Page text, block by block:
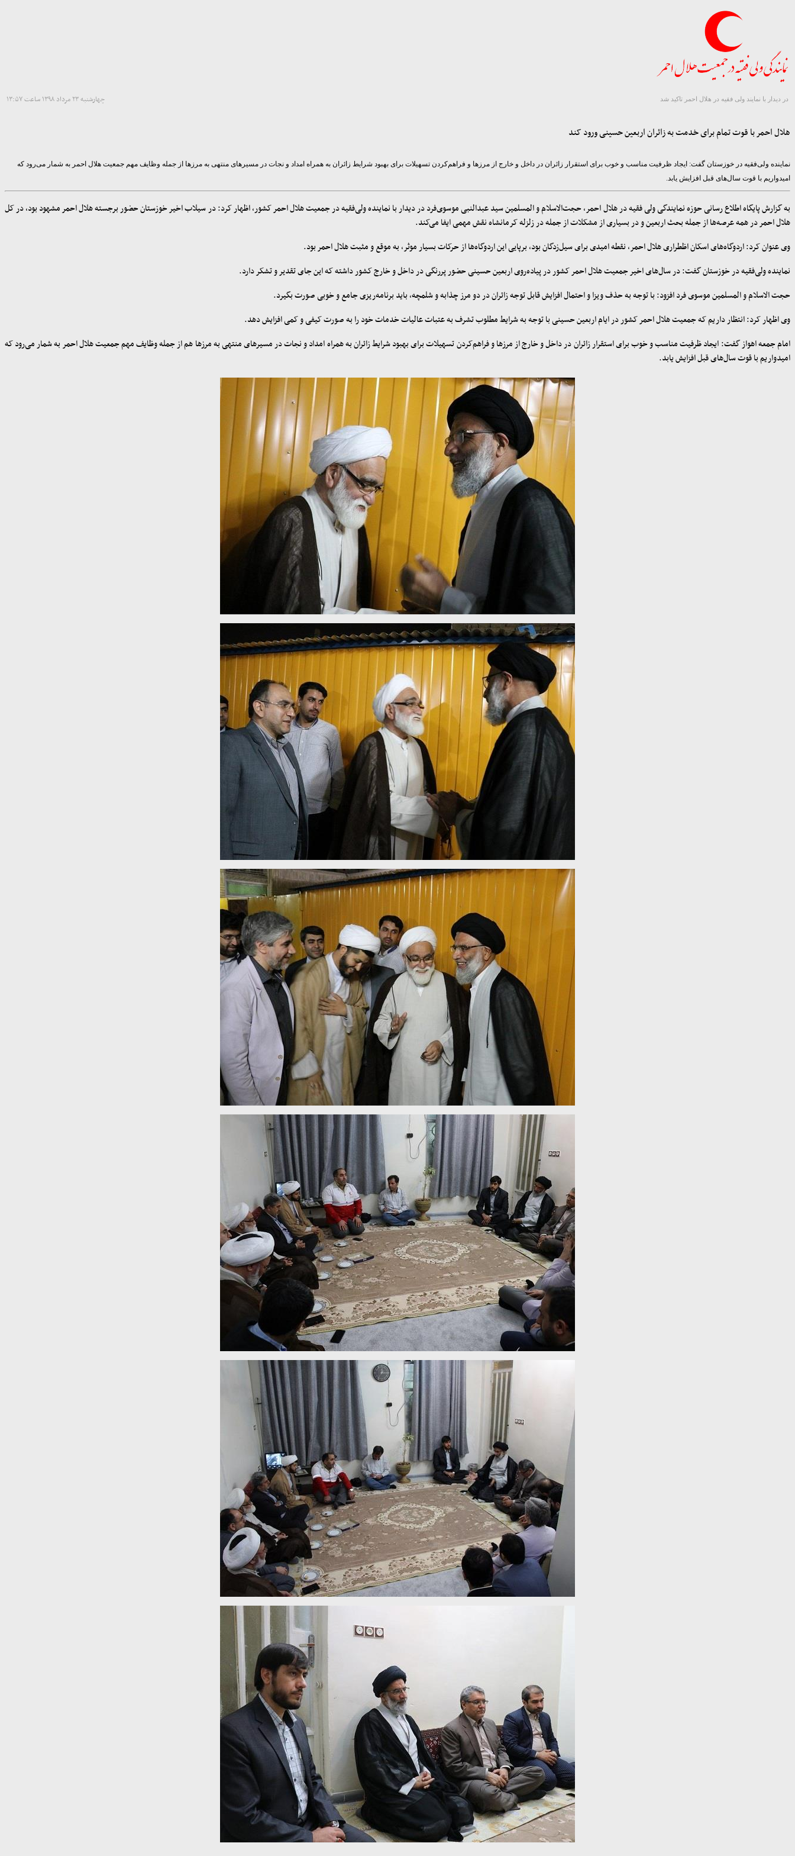
در دیدار با نمایند ولی فقیه در هلال احمر تاکید شد چهارشنبه ۲۳ مرداد ۱۳۹۸ ساعت ۱۳:۵۷
هلال احمر با قوت تمام برای خدمت به زائران اربعین حسینی ورود کند
نماینده ولی‌فقیه در خوزستان گفت: ایجاد ظرفیت مناسب و خوب برای استقرار زائران در داخل و خارج از مرزها و فراهم‌کردن تسهیلات برای بهبود شرایط زائران به همراه امداد و نجات در مسیرهای منتهی به مرزها از جمله وظایف مهم جمعیت هلال احمر به شمار می‌رود که
امیدواریم با قوت سال‌های قبل افزایش یابد.
به گزارش پایگاه اطلاع رسانی حوزه نمایندگی ولی فقیه در هلال احمر، حجت‌الاسلام و المسلمین سید عبدالنبی موسوی‌فرد در دیدار با نماینده ولی‌فقیه در جمعیت هلال احمر کشور، اظهار کرد: در سیلاب اخیر خوزستان حضور برجسته هلال احمر مشهود بود، در کل
هلال احمر در همه عرصه‌ها از جمله بحث اربعین و در بسیاری از مشکلات از جمله در زلزله کرمانشاه نقش مهمی ایفا می‌کند.
وی عنوان کرد: اردوگاه‌های اسکان اظطراری هلال احمر، نقطه امیدی برای سیل‌زدگان بود، برپایی این اردوگاه‌ها از حرکات بسیار موثر، به موقع و مثبت هلال احمر بود.
نماینده ولی‌فقیه در خوزستان گفت: در سال‌های اخیر جمعیت هلال احمر کشور در پیاده‌روی اربعین حسینی حضور پررنگی در داخل و خارج کشور داشته که این جای تقدیر و تشکر دارد.
حجت الاسلام و المسلمین موسوی ‌فرد افزود: با توجه به حذف ویزا و احتمال افزایش قابل توجه زائران در دو مرز چذابه و شلمچه، باید برنامه‌ریزی جامع و خوبی صورت بگیرد.
وی اظهار کرد: انتظار داریم که جمعیت هلال احمر کشور در ایام اربعین حسینی با توجه به شرایط مطلوب تشرف به عتبات عالیات خدمات خود را به صورت کیفی و کمی افزایش دهد.
امام جمعه اهواز گفت: ایجاد ظرفیت مناسب و خوب برای استقرار زائران در داخل و خارج از مرزها و فراهم‌کردن تسهیلات برای بهبود شرایط زائران به همراه امداد و نجات در مسیرهای منتهی به مرزها هم از جمله وظایف مهم جمعیت هلال احمر به شمار می‌رود که
امیدواریم با قوت سال‌های قبل افزایش یابد.